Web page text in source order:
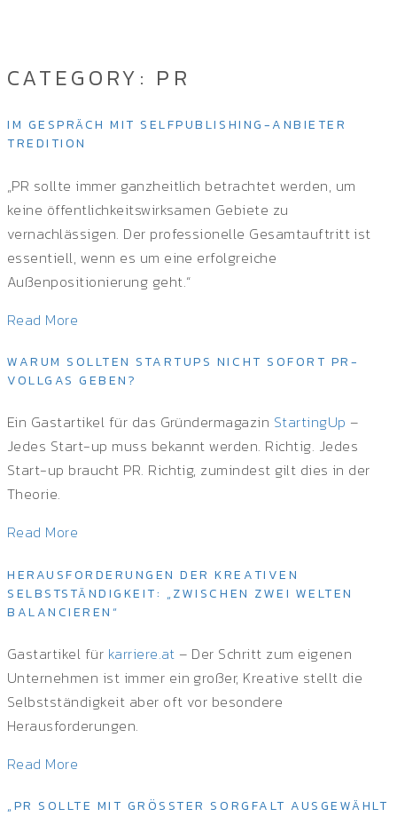
CATEGORY: PR
IM GESPRÄCH MIT SELFPUBLISHING-ANBIETER
TREDITION
„PR sollte immer ganzheitlich betrachtet werden, um
keine öffentlichkeitswirksamen Gebiete zu
vernachlässigen. Der professionelle Gesamtauftritt ist
essentiell, wenn es um eine erfolgreiche
Außenpositionierung geht.“
Read More
WARUM SOLLTEN STARTUPS NICHT SOFORT PR-
VOLLGAS GEBEN?
Ein Gastartikel für das Gründermagazin StartingUp –
Jedes Start-up muss bekannt werden. Richtig. Jedes
Start-up braucht PR. Richtig, zumindest gilt dies in der
Theorie.
Read More
HERAUSFORDERUNGEN DER KREATIVEN
SELBSTSTÄNDIGKEIT: „ZWISCHEN ZWEI WELTEN
BALANCIEREN“
Gastartikel für karriere.at – Der Schritt zum eigenen
Unternehmen ist immer ein großer, Kreative stellt die
Selbstständigkeit aber oft vor besondere
Herausforderungen.
Read More
„PR SOLLTE MIT GRÖSSTER SORGFALT AUSGEWÄHLT W